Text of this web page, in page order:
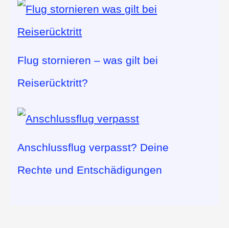
Flug stornieren – was gilt bei
Reiserücktritt?
Anschlussflug verpasst? Deine
Rechte und Entschädigungen